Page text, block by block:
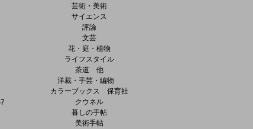
芸術・美術
サイエンス
評論
文芸
花・庭・植物
ライフスタイル
茶道 他
洋裁・手芸・編物
カラーブックス 保育社
クウネル
暮しの手帖
美術手帖